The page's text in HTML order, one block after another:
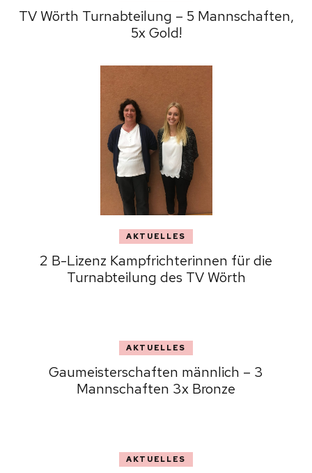
TV Wörth Turnabteilung – 5 Mannschaften,
5x Gold!
AKTUELLES
2 B-Lizenz Kampfrichterinnen für die
Turnabteilung des TV Wörth
AKTUELLES
Gaumeisterschaften männlich – 3
Mannschaften 3x Bronze
AKTUELLES